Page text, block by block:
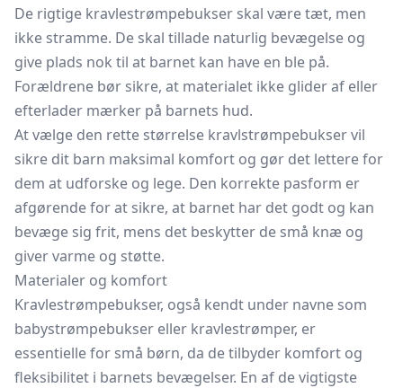
De rigtige kravlestrømpebukser skal være tæt, men
ikke stramme. De skal tillade naturlig bevægelse og
give plads nok til at barnet kan have en ble på.
Forældrene bør sikre, at materialet ikke glider af eller
efterlader mærker på barnets hud.
At vælge den rette størrelse kravlstrømpebukser vil
sikre dit barn maksimal komfort og gør det lettere for
dem at udforske og lege. Den korrekte pasform er
afgørende for at sikre, at barnet har det godt og kan
bevæge sig frit, mens det beskytter de små knæ og
giver varme og støtte.
Materialer og komfort
Kravlestrømpebukser, også kendt under navne som
babystrømpebukser eller kravlestrømper, er
essentielle for små børn, da de tilbyder komfort og
fleksibilitet i barnets bevægelser. En af de vigtigste